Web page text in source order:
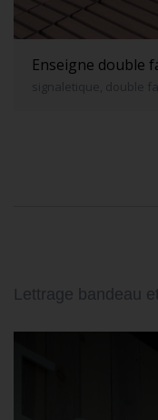
Enseigne double
signaletique, double
Lettrage bandeau